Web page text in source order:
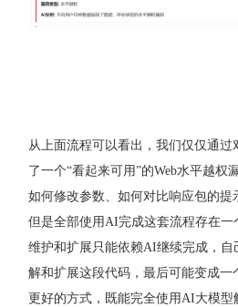
从上面流程可以看出，我们仅仅通
了一个“看起来可用”的Web水平越权
如何修改参数、如何对比响应包的提
但是全部使用AI完成这套流程存在一
维护和扩展只能依赖AI继续完成，自
解和扩展这段代码，最后可能变成一
更好的方式，既能完全使用AI大模型